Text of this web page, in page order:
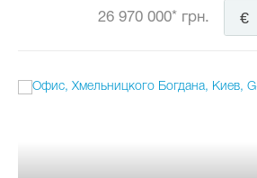
26 970 000* грн. €